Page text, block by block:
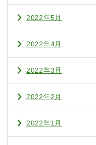
2022年5月
2022年4月
2022年3月
2022年2月
2022年1月